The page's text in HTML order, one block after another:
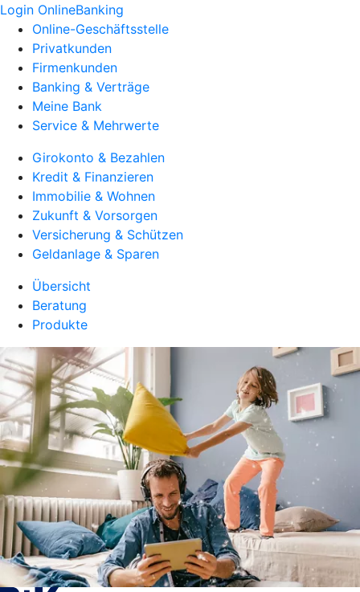
Login OnlineBanking
Online-Geschäftsstelle
Privatkunden
Firmenkunden
Banking & Verträge
Meine Bank
Service & Mehrwerte
Girokonto & Bezahlen
Kredit & Finanzieren
Immobilie & Wohnen
Zukunft & Vorsorgen
Versicherung & Schützen
Geldanlage & Sparen
Übersicht
Beratung
Produkte